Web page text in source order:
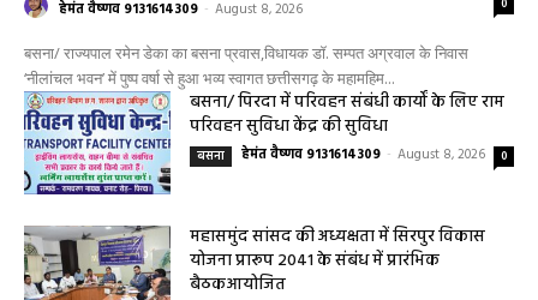
हेमंत वैष्णव 9131614309 - August 8, 2026
बसना/ राज्यपाल रमेन डेका का बसना प्रवास,विधायक डॉ. सम्पत अग्रवाल के निवास
‘नीलांचल भवन’ में पुष्प वर्षा से हुआ भव्य स्वागत छत्तीसगढ़ के महामहिम...
बसना/ पिरदा में परिवहन संबंधी कार्यों के लिए राम
परिवहन सुविधा केंद्र की सुविधा
बसना हेमंत वैष्णव 9131614309 - August 8, 2026 0
महासमुंद सांसद की अध्यक्षता में सिरपुर विकास
योजना प्रारूप 2041 के संबंध में प्रारंभिक
बैठकआयोजित